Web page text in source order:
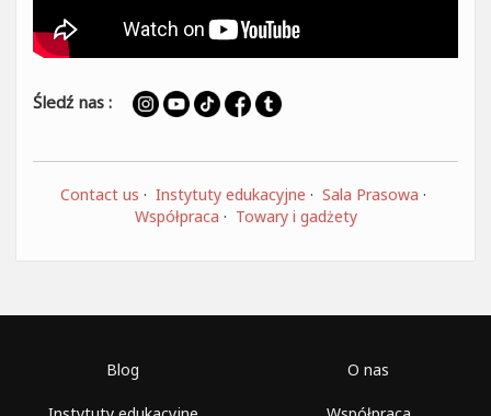
Śledź nas :
Contact us · Instytuty edukacyjne · Sala Prasowa ·
Współpraca · Towary i gadżety
Blog O nas